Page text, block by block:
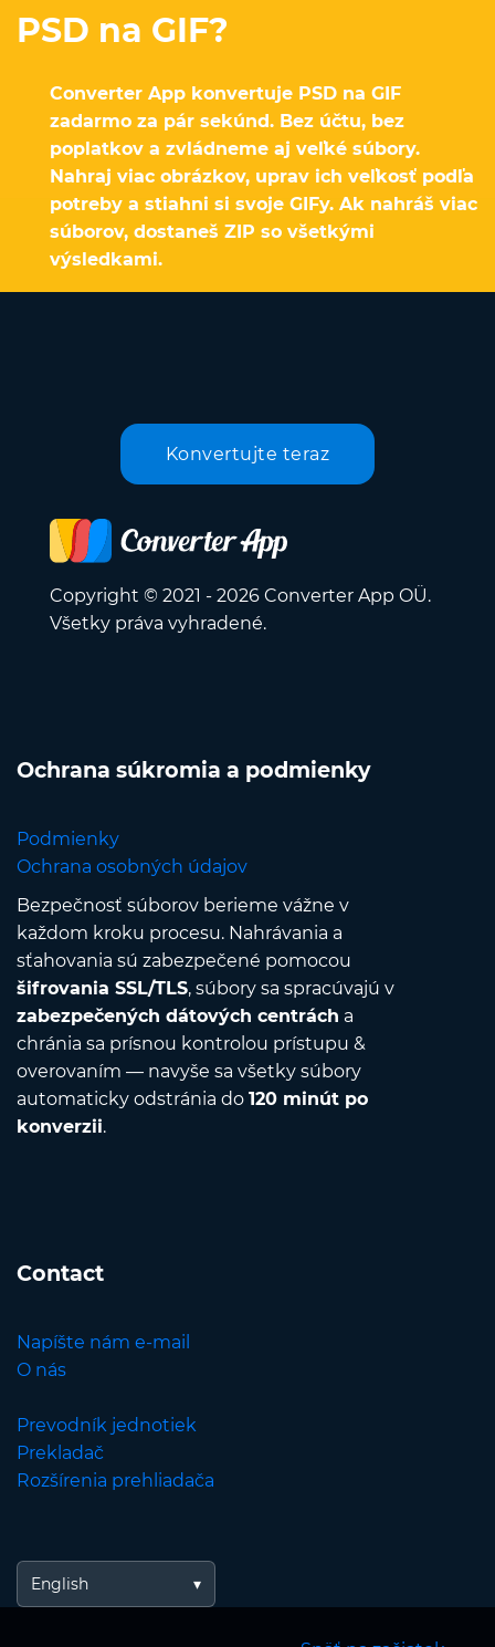
PSD na GIF?
Converter App konvertuje PSD na GIF
zadarmo za pár sekúnd. Bez účtu, bez
poplatkov a zvládneme aj veľké súbory.
Nahraj viac obrázkov, uprav ich veľkosť podľa
potreby a stiahni si svoje GIFy. Ak nahráš viac
súborov, dostaneš ZIP so všetkými
výsledkami.
Konvertujte teraz
Copyright © 2021 - 2026 Converter App OÜ.
Všetky práva vyhradené.
Ochrana súkromia a podmienky
Podmienky
Ochrana osobných údajov
Bezpečnosť súborov berieme vážne v
každom kroku procesu. Nahrávania a
sťahovania sú zabezpečené pomocou
šifrovania SSL/TLS, súbory sa spracúvajú v
zabezpečených dátových centrách a
chránia sa prísnou kontrolou prístupu &
overovaním — navyše sa všetky súbory
automaticky odstránia do 120 minút po
konverzii.
Contact
Napíšte nám e-mail
O nás
Prevodník jednotiek
Prekladač
Rozšírenia prehliadača
English